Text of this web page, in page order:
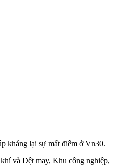
kháng lại sự mất điểm ở Vn30.
và Dệt may, Khu công nghiệp,